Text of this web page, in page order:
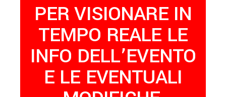
PER VISIONARE IN
TEMPO REALE LE
INFO DELL’EVENTO
E LE EVENTUALI